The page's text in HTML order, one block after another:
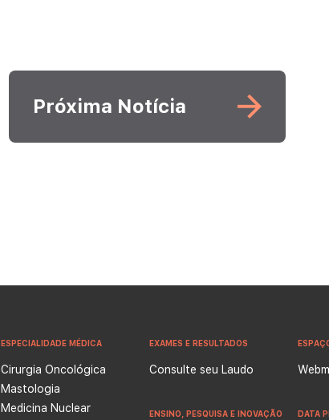
Leia mais
Próxima Notícia
ESPECIALIDADE MÉDICA
Cirurgia Oncológica
Mastologia
Medicina Nuclear
EXAMES E RESULTADOS
Consulte seu Laudo
ENSINO, PESQUISA E INOVAÇÃO DATA